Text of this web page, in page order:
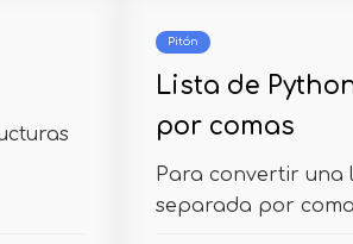
Pitón
Lista de
por comas
Para convertir una
separada por